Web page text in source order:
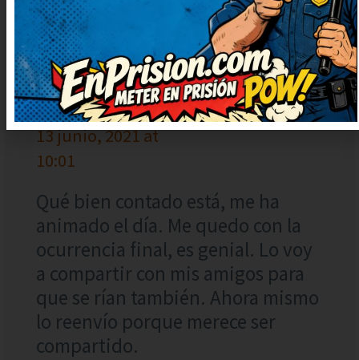
PILAR
13 junio, 2021 at
10:01
RESPONDER
Qué bien contado está, me ha
animado el día. Me quedo con la
ocurrencia final, es genial. Lo voy
a compartir con mis amigos para
que se rían también. Ahora mismo
lo reenvío porque merece ser
compartido.